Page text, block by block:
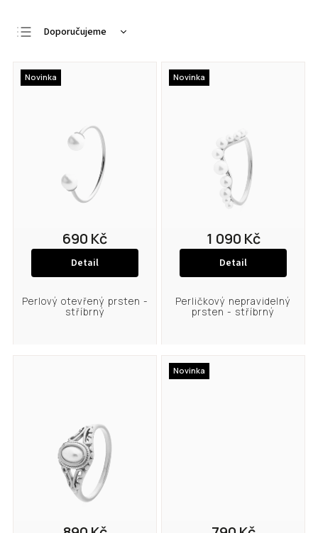
Doporučujeme
Nejdražší
Novinka
Perlový otevřený prsten -
stříbrný
690 Kč
Detail
Novinka
Perličkový nepravidelný
prsten - stříbrný
1 090 Kč
Detail
Novinka